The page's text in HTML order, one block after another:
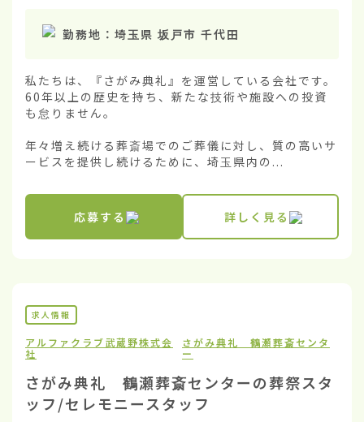
勤務地： 埼玉県 坂戸市 千代田
私たちは、『さがみ典礼』を運営している会社です。
60年以上の歴史を持ち、新たな技術や施設への投資
も怠りません。
年々増え続ける葬斎場でのご葬儀に対し、質の高いサ
ービスを提供し続けるために、埼玉県内の...
応募する 詳しく見る
求人情報
アルファクラブ武蔵野株式会
社
さがみ典礼 鶴瀬葬斎センタ
ー
さがみ典礼 鶴瀬葬斎センターの葬祭スタ
ッフ/セレモニースタッフ